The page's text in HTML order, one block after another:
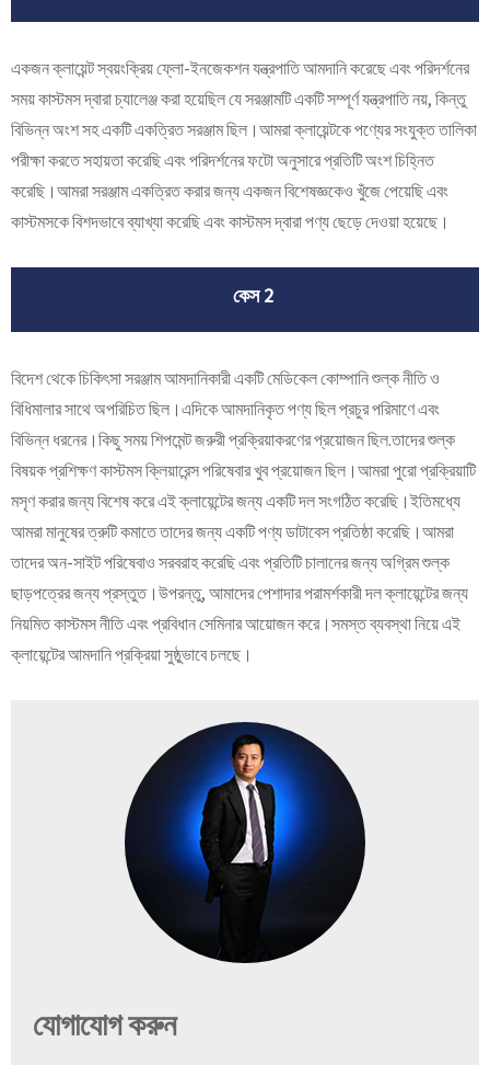
একজন ক্লায়েন্ট স্বয়ংক্রিয় ফ্লো-ইনজেকশন যন্ত্রপাতি আমদানি করেছে এবং পরিদর্শনের
সময় কাস্টমস দ্বারা চ্যালেঞ্জ করা হয়েছিল যে সরঞ্জামটি একটি সম্পূর্ণ যন্ত্রপাতি নয়, কিন্তু
বিভিন্ন অংশ সহ একটি একত্রিত সরঞ্জাম ছিল।আমরা ক্লায়েন্টকে পণ্যের সংযুক্ত তালিকা
পরীক্ষা করতে সহায়তা করেছি এবং পরিদর্শনের ফটো অনুসারে প্রতিটি অংশ চিহ্নিত
করেছি।আমরা সরঞ্জাম একত্রিত করার জন্য একজন বিশেষজ্ঞকেও খুঁজে পেয়েছি এবং
কাস্টমসকে বিশদভাবে ব্যাখ্যা করেছি এবং কাস্টমস দ্বারা পণ্য ছেড়ে দেওয়া হয়েছে।
কেস 2
বিদেশ থেকে চিকিৎসা সরঞ্জাম আমদানিকারী একটি মেডিকেল কোম্পানি শুল্ক নীতি ও
বিধিমালার সাথে অপরিচিত ছিল।এদিকে আমদানিকৃত পণ্য ছিল প্রচুর পরিমাণে এবং
বিভিন্ন ধরনের।কিছু সময় শিপমেন্ট জরুরী প্রক্রিয়াকরণের প্রয়োজন ছিল.তাদের শুল্ক
বিষয়ক প্রশিক্ষণ কাস্টমস ক্লিয়ারেন্স পরিষেবার খুব প্রয়োজন ছিল।আমরা পুরো প্রক্রিয়াটি
মসৃণ করার জন্য বিশেষ করে এই ক্লায়েন্টের জন্য একটি দল সংগঠিত করেছি।ইতিমধ্যে
আমরা মানুষের ত্রুটি কমাতে তাদের জন্য একটি পণ্য ডাটাবেস প্রতিষ্ঠা করেছি।আমরা
তাদের অন-সাইট পরিষেবাও সরবরাহ করেছি এবং প্রতিটি চালানের জন্য অগ্রিম শুল্ক
ছাড়পত্রের জন্য প্রস্তুত।উপরন্তু, আমাদের পেশাদার পরামর্শকারী দল ক্লায়েন্টের জন্য
নিয়মিত কাস্টমস নীতি এবং প্রবিধান সেমিনার আয়োজন করে।সমস্ত ব্যবস্থা নিয়ে এই
ক্লায়েন্টের আমদানি প্রক্রিয়া সুষ্ঠুভাবে চলছে।
যোগাযোগ করুন